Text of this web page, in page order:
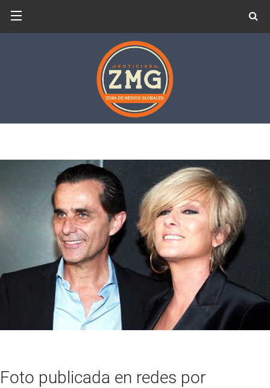
Foto publicada en redes por